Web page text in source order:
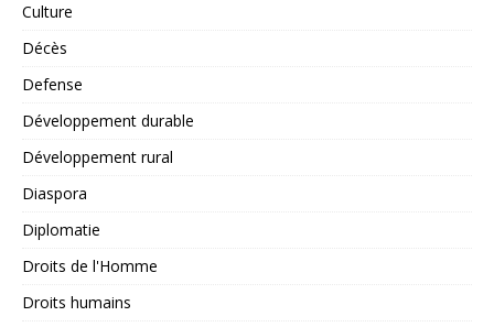
Culture
Décès
Defense
Développement durable
Développement rural
Diaspora
Diplomatie
Droits de l'Homme
Droits humains